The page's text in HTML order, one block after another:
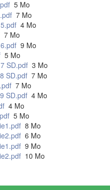
5 Mo
7 Mo
4 Mo
7 Mo
9 Mo
5 Mo
SD.pdf 3 Mo
SD.pdf 7 Mo
7 Mo
SD.pdf 4 Mo
4 Mo
5 Mo
8 Mo
6 Mo
9 Mo
10 Mo